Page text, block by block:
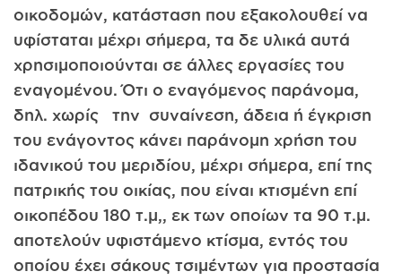
οικοδομών, κατάσταση που εξακολουθεί να
υφίσταται μέχρι σήμερα, τα δε υλικά αυτά
χρησιμοποιούνται σε άλλες εργασίες του
εναγομένου. Ότι ο εναγόμενος παράνομα,
δηλ. χωρίς την συναίνεση, άδεια ή έγκριση
του ενάγοντος κάνει παράνομη χρήση του
ιδανικού του μεριδίου, μέχρι σήμερα, επί της
πατρικής του οικίας, που είναι κτισμένη επί
οικοπέδου 180 τ.μ,, εκ των οποίων τα 90 τ.μ.
αποτελούν υφιστάμενο κτίσμα, εντός του
οποίου έχει σάκους τσιμέντων για προστασία